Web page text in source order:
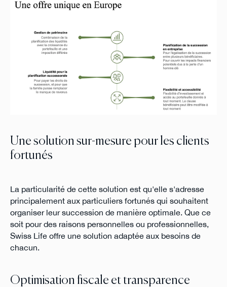
Une solution sur-mesure pour les clients
fortunés
La particularité de cette solution est qu'elle s'adresse
principalement aux particuliers fortunés qui souhaitent
organiser leur succession de manière optimale. Que ce
soit pour des raisons personnelles ou professionnelles,
Swiss Life offre une solution adaptée aux besoins de
chacun.
Optimisation fiscale et transparence